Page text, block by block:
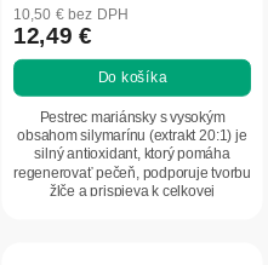
10,50 € bez DPH
12,49 €
Do košíka
Pestrec mariánsky s vysokým
obsahom silymarínu (extrakt 20:1) je
silný antioxidant, ktorý pomáha
regenerovať pečeň, podporuje tvorbu
žlče a prispieva k celkovej